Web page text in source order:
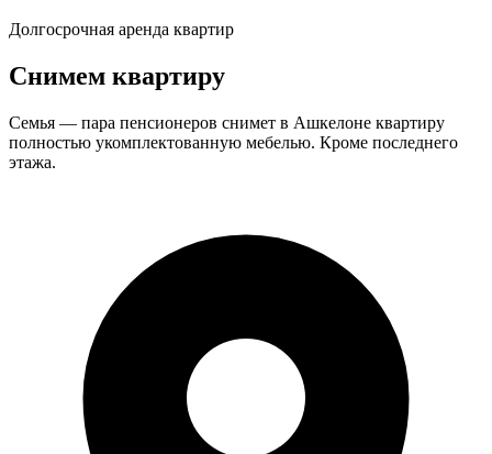
Долгосрочная аренда квартир
Снимем квартиру
Семья — пара пенсионеров снимет в Ашкелоне квартиру
полностью укомплектованную мебелью. Кроме последнего
этажа.